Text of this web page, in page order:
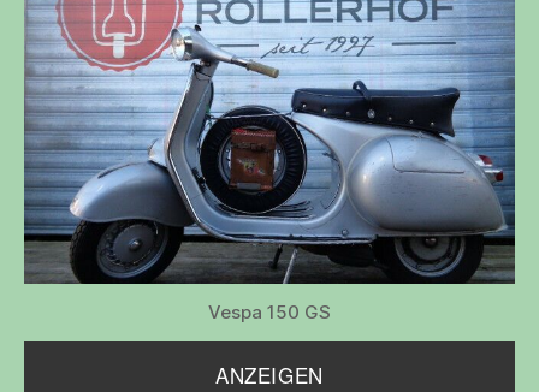
Vespa 150 GS
ANZEIGEN